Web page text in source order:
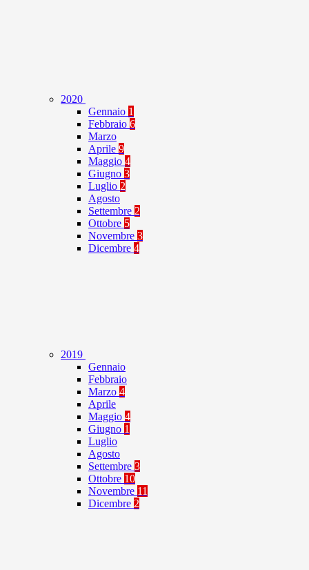
2020
Gennaio 1
Febbraio 6
Marzo
Aprile 9
Maggio 4
Giugno 3
Luglio 2
Agosto
Settembre 2
Ottobre 5
Novembre 3
Dicembre 4
2019
Gennaio
Febbraio
Marzo 4
Aprile
Maggio 4
Giugno 1
Luglio
Agosto
Settembre 3
Ottobre 10
Novembre 11
Dicembre 2